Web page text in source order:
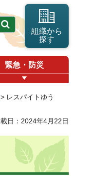
組織から
探す
緊急・防災
> レスパイトゆう
日：2024年4月22日